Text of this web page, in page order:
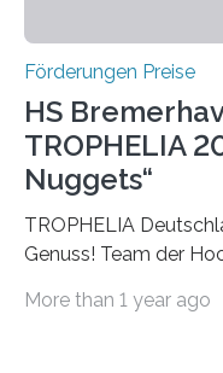
Förderungen Preise
HS
TROPHELIA
Nuggets“
TROPHELIA
Genuss! Team der
ECOTROPHELIAMit
More than 1 year ago